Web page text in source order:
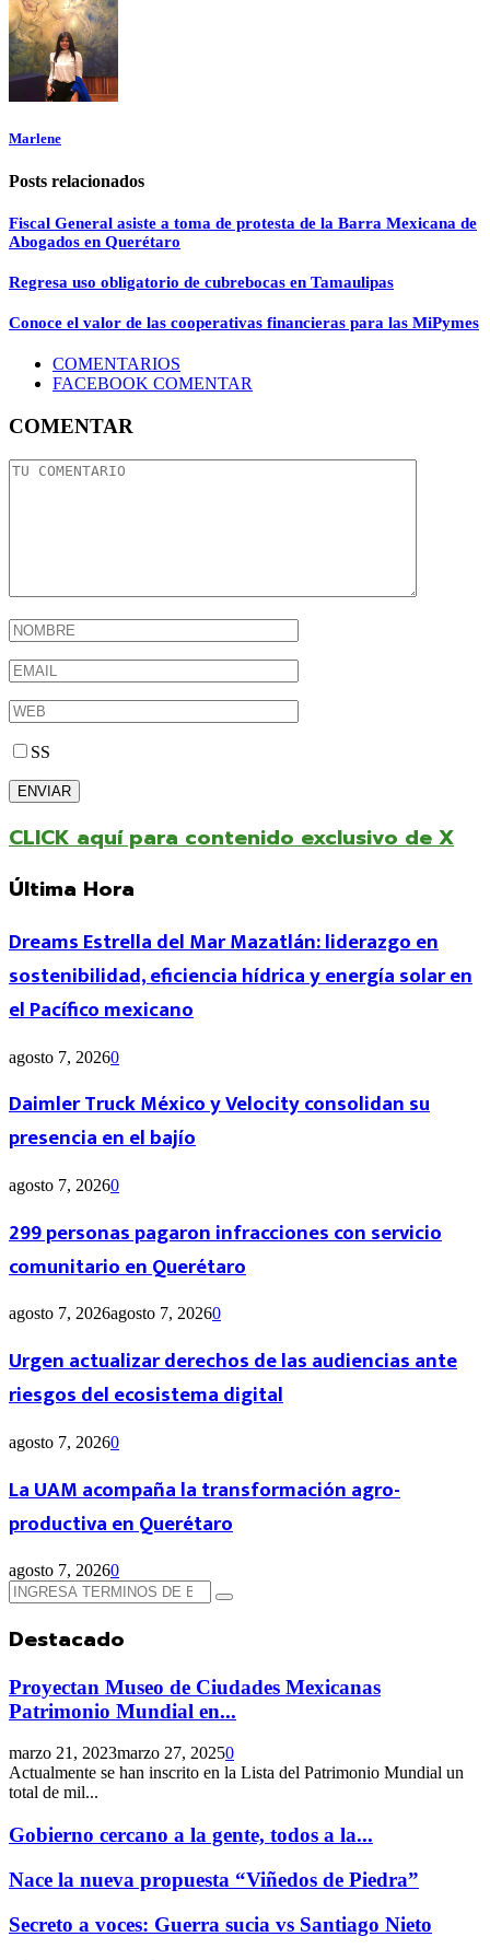
Marlene
Posts relacionados
Fiscal General asiste a toma de protesta de la Barra Mexicana de
Abogados en Querétaro
Regresa uso obligatorio de cubrebocas en Tamaulipas
Conoce el valor de las cooperativas financieras para las MiPymes
COMENTARIOS
FACEBOOK COMENTAR
COMENTAR
SS
CLICK aquí para contenido exclusivo de X
Última Hora
Dreams Estrella del Mar Mazatlán: liderazgo en
sostenibilidad, eficiencia hídrica y energía solar en
el Pacífico mexicano
agosto 7, 20260
Daimler Truck México y Velocity consolidan su
presencia en el bajío
agosto 7, 20260
299 personas pagaron infracciones con servicio
comunitario en Querétaro
agosto 7, 2026agosto 7, 20260
Urgen actualizar derechos de las audiencias ante
riesgos del ecosistema digital
agosto 7, 20260
La UAM acompaña la transformación agro-
productiva en Querétaro
agosto 7, 20260
Búsqueda
de:
Búsqueda
Destacado
Proyectan Museo de Ciudades Mexicanas
Patrimonio Mundial en...
marzo 21, 2023marzo 27, 20250
Actualmente se han inscrito en la Lista del Patrimonio Mundial un
total de mil...
Gobierno cercano a la gente, todos a la...
Nace la nueva propuesta “Viñedos de Piedra”
Secreto a voces: Guerra sucia vs Santiago Nieto